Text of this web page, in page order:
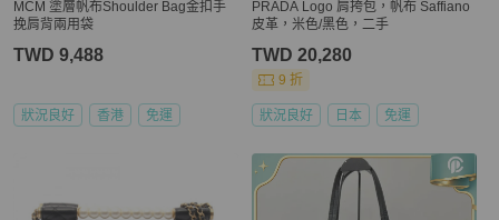
MCM 塗層帆布Shoulder Bag金扣手
挽肩背兩用袋
TWD 9,488
狀況良好 香港 免運
PRADA Logo 肩挎包，帆布 Saffiano
皮革，米色/黑色，二手
TWD 20,280
9 折
狀況良好 日本 免運